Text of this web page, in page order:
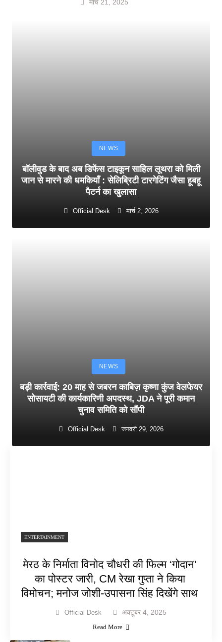
मार्च 21, 2025
NEWS
बॉलीवुड के बाद अब डिफेंस टाइकून साहिल लूथरा को मिली
जान से मारने की धमकियाँ : सेलिब्रिटी टारगेटिंग जैसा हूबहू
पैटर्न का खुलासा
Official Desk मार्च 2, 2026
NEWS
बड़ी कार्रवाई: 20 माह से जबरन काबिज़ कृष्णा कुंज वेलफेयर
सोसायटी की कार्यकारिणी अपदस्थ, JDA ने पूरी कमान
चुनाव समिति को सौंपी
Official Desk जनवरी 29, 2026
ENTERTAINMENT
मेरठ के निर्माता विनोद चौधरी की फिल्म ‘गोदान’
का पोस्टर जारी, CM रेखा गुप्ता ने किया
विमोचन; मनोज जोशी-उपासना सिंह दिखेंगे साथ
Official Desk अक्टूबर 4, 2025
Read More